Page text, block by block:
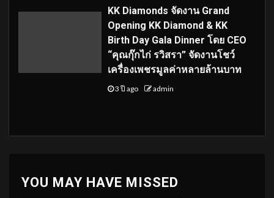
KK Diamonds จัดงาน Grand
Opening KK Diamond & KK
Birth Day Gala Dinner โดย CEO
“คุณกุ๊กไก่ รวิสรา” จัดงานโชว์
เครื่องเพชรมูลค่าหลายล้านบาท
3 ปี ago admin
YOU MAY HAVE MISSED